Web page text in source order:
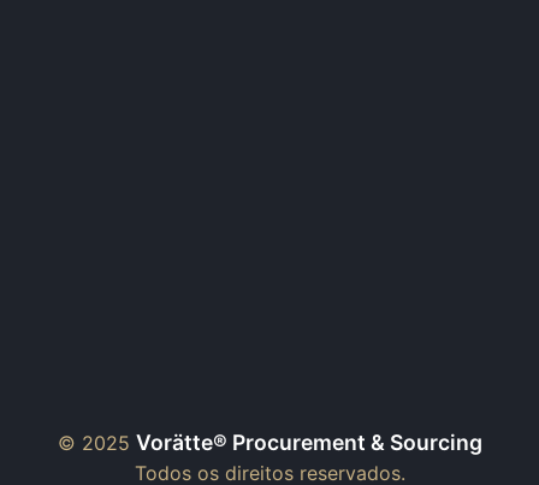
© 2025 Vorätte® Procurement & Sourcing
Todos os direitos reservados.